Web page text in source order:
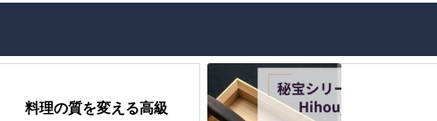
料理の質を変える高級